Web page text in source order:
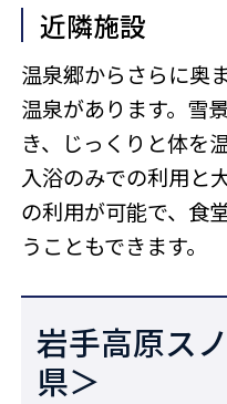
近隣施設
温泉郷からさらに奥
温泉があります。雪
き、じっくりと体を
入浴のみでの利用と
の利用が可能で、食
うこともできます。
岩手高原ス
県＞